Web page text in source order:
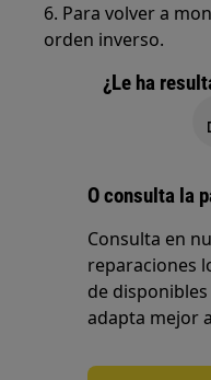
6. Para volver a
orden inverso.
¿Le ha
O consulta la
Consulta en
reparaciones
de
adapta mejor